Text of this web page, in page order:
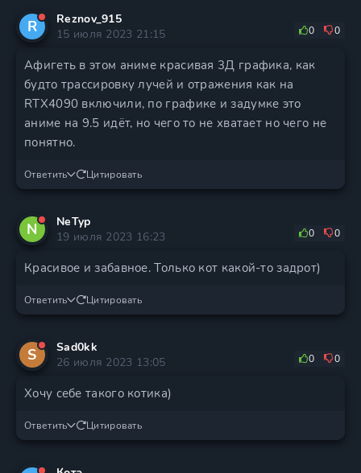
R
Reznov_915
15 июля 2023 21:15
0 0
Афигеть в этом аниме красивая 3Д графика, как
будто трассировку лучей и отражения как на
RTX4090 включили, по графике и задумке это
аниме на 9.5 идёт, но чего то не хватает но чего не
понятно.
Ответить Цитировать
N
NeTyp
19 июля 2023 16:23
0 0
Красивое и забавное. Только кот какой-то задрот)
Ответить Цитировать
S
Sad0kk
26 июля 2023 13:05
0 0
Хочу себе такого котика)
Ответить Цитировать